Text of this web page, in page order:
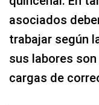
asociados
trabajar según
sus labores
cargas de